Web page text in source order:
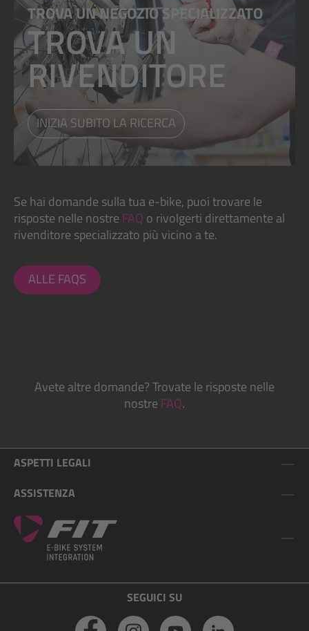
TROVA UN NEGOZIO SPECIALIZZATO
TROVA UN
RIVENDITORE
INIZIA SUBITO LA RICERCA
Se hai domande sulla tua e-bike, puoi trovare le
risposte nelle nostre FAQ o rivolgerti direttamente al
rivenditore specializzato più vicino a te.
ALLE FAQS
Avete altre domande? Trovate le risposte nelle
nostre FAQ.
ASPETTI LEGALI
ASSISTENZA
SEGUICI SU